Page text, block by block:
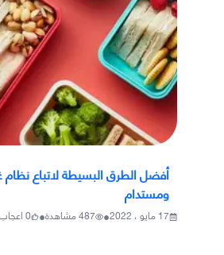
أفضل الطرق البسيطة لاتباع
ومستدام
17 مايو ، 2022 •
487مشاهدة•
0اعجاب